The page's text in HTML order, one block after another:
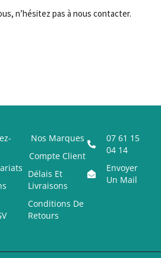
n’hésitez pas à nous contacter.
Nos Marques
Compte Client
Délais Et
Livraisons
Conditions De
Retours
07 61 15
04 14
Envoyer
Un Mail